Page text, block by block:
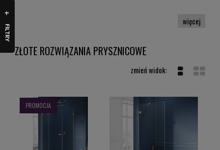
gotowa. Zapraszamy do zapoznania się z ofertą Topsanit!
rozwiązania prysznicowe od najlepszych producentów,
między innymi marek New Trendy i Rea.
ZŁOTE ROZWIĄZANIA PRYSZNICOWE
PROMOCJA
FILTRY